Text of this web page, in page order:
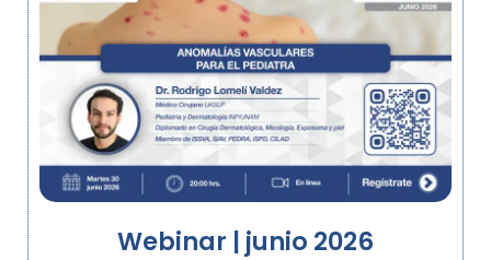
Webinar | junio 2026